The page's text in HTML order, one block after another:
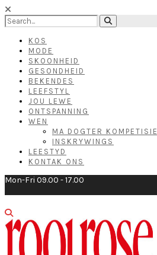
KOS
MODE
SKOONHEID
GESONDHEID
BEKENDES
LEEFSTYL
JOU LEWE
ONTSPANNING
WEN
MA DOGTER KOMPETISIE
INSKRYWINGS
LEESTYD
KONTAK ONS
Mon-Fri 09.00 - 17.00